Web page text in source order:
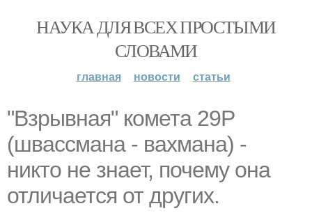
НАУКА ДЛЯ ВСЕХ ПРОСТЫМИ
СЛОВАМИ
главная новости статьи
"Взрывная" комета 29P
(швассмана - вахмана) -
никто не знает, почему она
отличается от других.